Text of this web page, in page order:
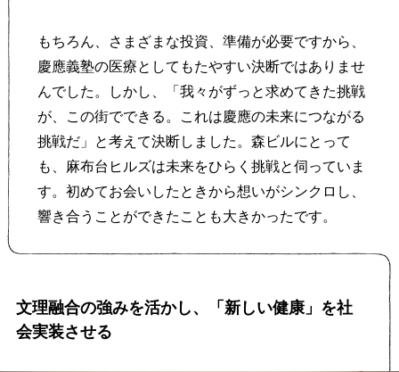
もちろん、さまざまな投資、準備が必要ですから、
慶應義塾の医療としてもたやすい決断ではありませ
んでした。しかし、「我々がずっと求めてきた挑戦
が、この街でできる。これは慶應の未来につながる
挑戦だ」と考えて決断しました。森ビルにとって
も、麻布台ヒルズは未来をひらく挑戦と伺っていま
す。初めてお会いしたときから想いがシンクロし、
響き合うことができたことも大きかったです。
文理融合の強みを活かし、「新しい健康」を社
会実装させる